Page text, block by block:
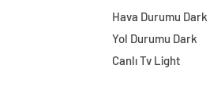
Hava Durumu Dark
Yol Durumu Dark
Canlı Tv Light